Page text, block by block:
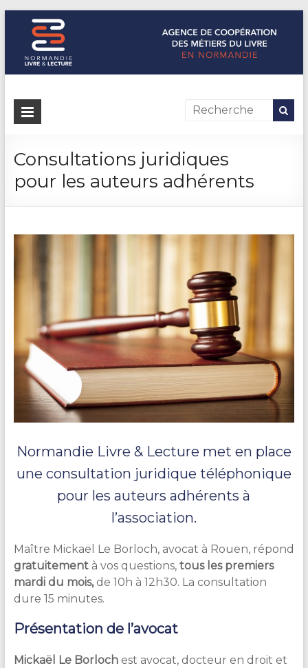
Normandie Livre & Lecture
L'agence de coopération des métiers du livre en Normandie
Consultations juridiques
pour les auteurs adhérents
Normandie Livre & Lecture met en place
une consultation juridique téléphonique
pour les auteurs adhérents à
l’association.
Maître Mickaël Le Borloch, avocat à Rouen, répond
gratuitementà vos questions, tous les premiers
mardi du mois,de 10h à 12h30. La consultation
dure 15 minutes.
Présentation de l’avocat
Mickaël Le Borloch est avocat, docteur en droit et